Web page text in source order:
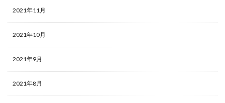
2021年11月
2021年10月
2021年9月
2021年8月